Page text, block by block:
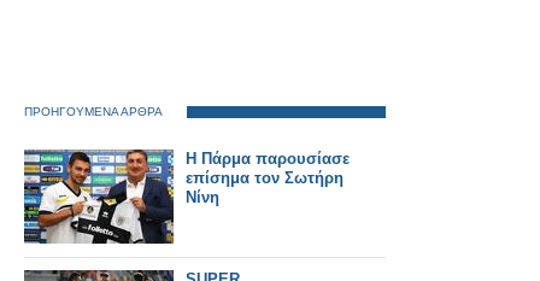
ΠΡΟΗΓΟΥΜΕΝΑ ΑΡΘΡΑ
Η Πάρμα παρουσίασε
επίσημα τον Σωτήρη
Νίνη